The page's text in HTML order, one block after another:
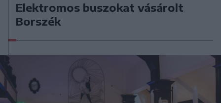
Elektromos buszokat vásárolt
Borszék